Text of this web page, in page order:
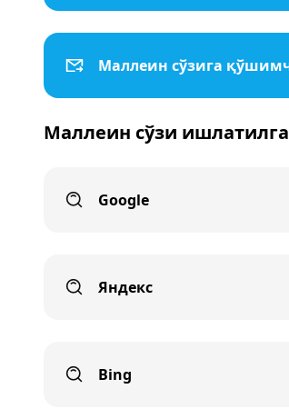
Маллеин сўзига
Маллеин сўзи
Google
Яндекс
Bing